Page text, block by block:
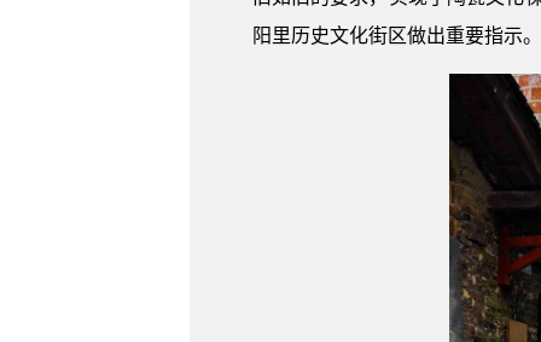
阳里历史文化街区做出重要指示。